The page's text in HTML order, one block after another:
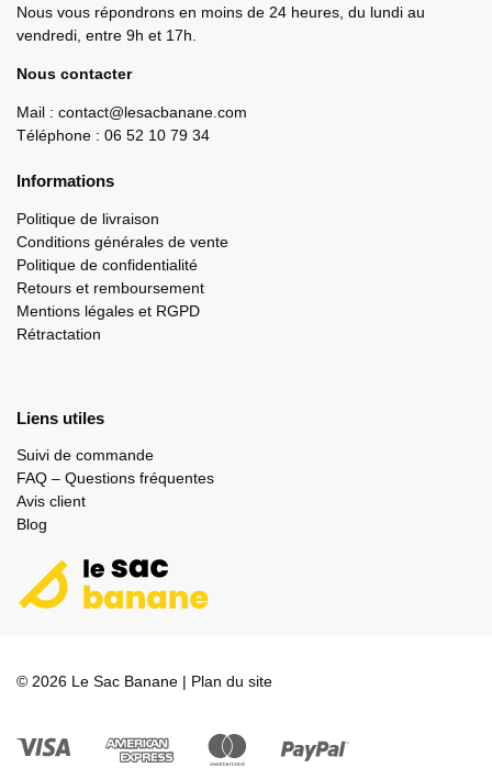
Nous vous répondrons en moins de 24 heures, du lundi au
vendredi, entre 9h et 17h.
Nous contacter
Mail : contact@lesacbanane.com
Téléphone : 06 52 10 79 34
Informations
Politique de livraison
Conditions générales de vente
Politique de confidentialité
Retours et remboursement
Mentions légales et RGPD
Rétractation
Liens utiles
Suivi de commande
FAQ – Questions fréquentes
Avis client
Blog
© 2026 Le Sac Banane | Plan du site